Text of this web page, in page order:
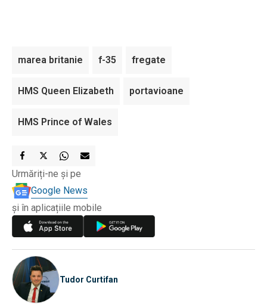
marea britanie f-35 fregate
HMS Queen Elizabeth portavioane
HMS Prince of Wales
Urmăriți-ne și pe
Google News
și în aplicațiile mobile
Tudor Curtifan